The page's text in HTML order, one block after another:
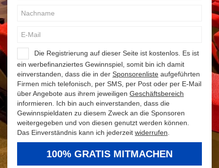
Die Registrierung auf dieser Seite ist kostenlos. Es ist
ein werbefinanziertes Gewinnspiel, somit bin ich damit
einverstanden, dass die in der Sponsorenliste aufgeführten
Firmen mich telefonisch, per SMS, per Post oder per E-Mail
über Angebote aus ihrem jeweiligen Geschäftsbereich
informieren. Ich bin auch einverstanden, dass die
Gewinnspieldaten zu diesem Zweck an die Sponsoren
weitergegeben und von diesen genutzt werden können.
Das Einverständnis kann ich jederzeit widerrufen.